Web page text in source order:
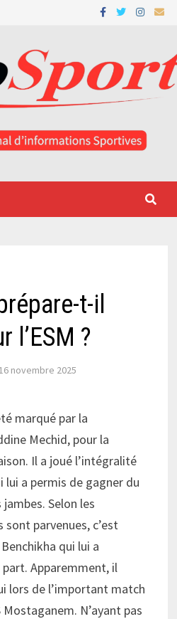
t-il
l’ESM ?
16 novembre 2025
marqué par la
Mechid, pour la
Il a joué l’intégralité
lui a permis de gagner du
Selon les
parvenues, c’est
qui lui a
Apparemment, il
lors de l’important match
N’ayant pas